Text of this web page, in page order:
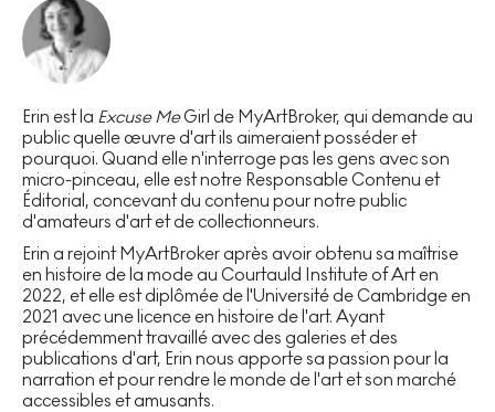
Erin est la Excuse MeGirl de MyArtBroker, qui demande au
public quelle œuvre d'art ils aimeraient posséder et
pourquoi. Quand elle n'interroge pas les gens avec son
micro-pinceau, elle est notre Responsable Contenu et
Éditorial, concevant du contenu pour notre public
d'amateurs d'art et de collectionneurs.
Erin a rejoint MyArtBroker après avoir obtenu sa maîtrise
en histoire de la mode au Courtauld Institute of Art en
2022, et elle est diplômée de l'Université de Cambridge en
2021 avec une licence en histoire de l'art. Ayant
précédemment travaillé avec des galeries et des
publications d'art, Erin nous apporte sa passion pour la
narration et pour rendre le monde de l'art et son marché
accessibles et amusants.